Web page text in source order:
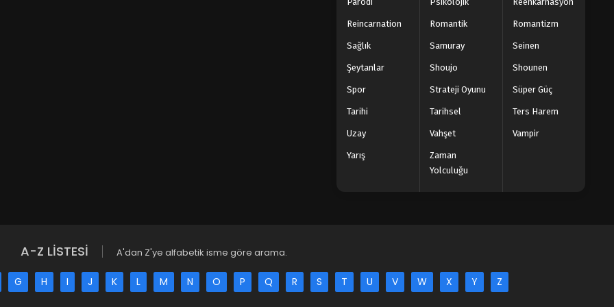
Reincarnation Romantik Romantizm
Sağlık Samuray Seinen
Şeytanlar Shoujo Shounen
Spor Strateji Oyunu Süper Güç
Tarihi Tarihsel Ters Harem
Uzay Vahşet Vampir
Yarış
Zaman
Yolculuğu
A-Z LİSTESİ A'dan Z'ye alfabetik isme göre arama.
G H I J K L M N O P Q R S T U V W X Y Z